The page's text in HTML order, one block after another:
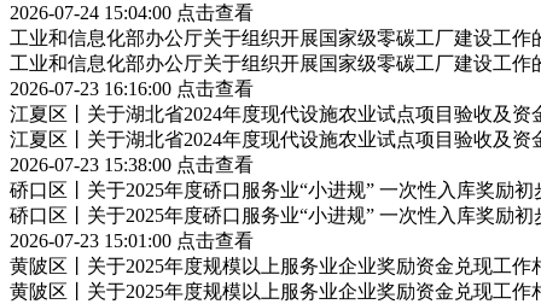
2026-07-24 15:04:00 点击查看
工业和信息化部办公厅关于组织开展国家级零碳工厂建设工作
工业和信息化部办公厅关于组织开展国家级零碳工厂建设工作
2026-07-23 16:16:00 点击查看
江夏区丨关于湖北省2024年度现代设施农业试点项目验收及资
江夏区丨关于湖北省2024年度现代设施农业试点项目验收及资
2026-07-23 15:38:00 点击查看
硚口区丨关于2025年度硚口服务业“小进规” 一次性入库奖励
硚口区丨关于2025年度硚口服务业“小进规” 一次性入库奖励
2026-07-23 15:01:00 点击查看
黄陂区丨关于2025年度规模以上服务业企业奖励资金兑现工作
黄陂区丨关于2025年度规模以上服务业企业奖励资金兑现工作